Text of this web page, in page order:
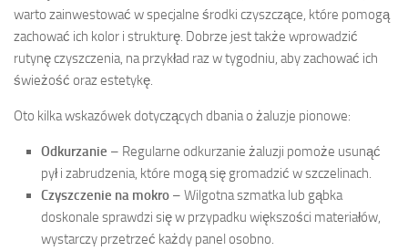
warto zainwestować w specjalne środki czyszczące, które pomogą
zachować ich kolor i strukturę. Dobrze jest także wprowadzić
rutynę czyszczenia, na przykład raz w tygodniu, aby zachować ich
świeżość oraz estetykę.
Oto kilka wskazówek dotyczących dbania o żaluzje pionowe:
Odkurzanie – Regularne odkurzanie żaluzji pomoże usunąć
pył i zabrudzenia, które mogą się gromadzić w szczelinach.
Czyszczenie na mokro – Wilgotna szmatka lub gąbka
doskonale sprawdzi się w przypadku większości materiałów,
wystarczy przetrzeć każdy panel osobno.